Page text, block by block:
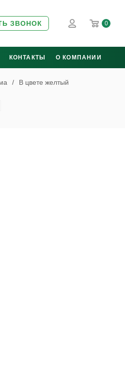
ЗВОНОК 0
КОНТАКТЫ О КОМПАНИИ
/ В цвете желтый